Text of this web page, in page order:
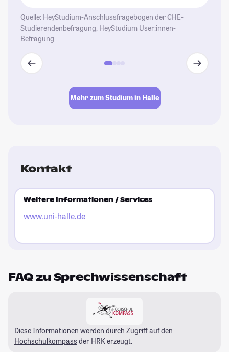
Quelle: HeyStudium-Anschlussfragebogen der CHE-
Studierendenbefragung, HeyStudium User:innen-
Befragung
Mehr zum Studium in Halle
Kontakt
Weitere Informationen / Services
www.uni-halle.de
FAQ zu Sprechwissenschaft
Diese Informationen werden durch Zugriff auf den
Hochschulkompass der HRK erzeugt.